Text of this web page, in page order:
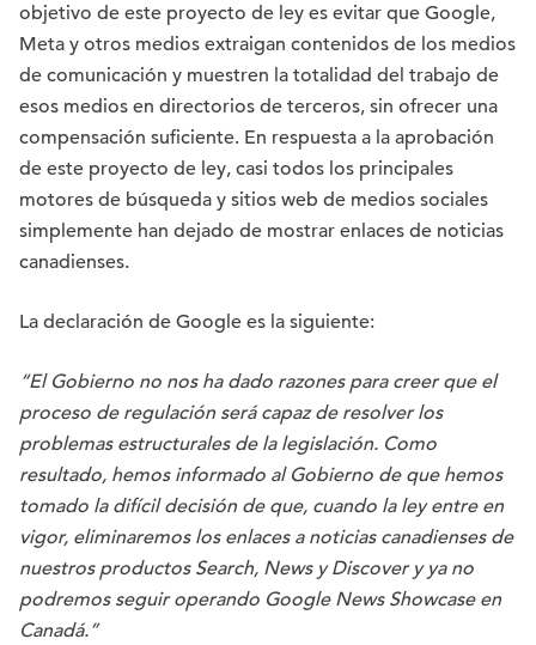
objetivo de este proyecto de ley es evitar que Google,
Meta y otros medios extraigan contenidos de los medios
de comunicación y muestren la totalidad del trabajo de
esos medios en directorios de terceros, sin ofrecer una
compensación suficiente. En respuesta a la aprobación
de este proyecto de ley, casi todos los principales
motores de búsqueda y sitios web de medios sociales
simplemente han dejado de mostrar enlaces de noticias
canadienses.
La declaración de Google es la siguiente:
“El Gobierno no nos ha dado razones para creer que el
proceso de regulación será capaz de resolver los
problemas estructurales de la legislación. Como
resultado, hemos informado al Gobierno de que hemos
tomado la difícil decisión de que, cuando la ley entre en
vigor, eliminaremos los enlaces a noticias canadienses de
nuestros productos Search, News y Discover y ya no
podremos seguir operando Google News Showcase en
Canadá.”